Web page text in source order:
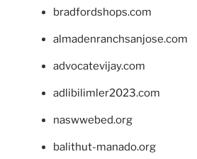
bradfordshops.com
almadenranchsanjose.com
advocatevijay.com
adlibilimler2023.com
naswwebed.org
balithut-manado.org